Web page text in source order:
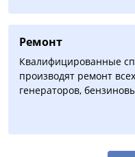
Ремонт
Квалифицированные
производят ремонт
генераторов,